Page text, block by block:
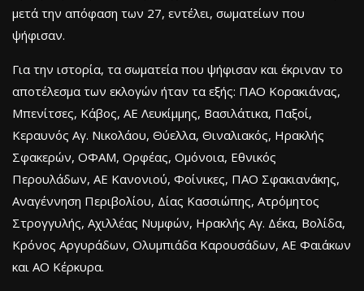
μετά την απόφαση των 27, εντέλει, σωματείων που
ψήφισαν.
Για την ιστορία, τα σωματεία που ψήφισαν και έκριναν το
αποτέλεσμα των εκλογών ήταν τα εξής: ΠΑΟ Κορακιάνας,
Μπενίτσες, Κάβος, ΑΕ Λευκίμμης, Βασιλάτικα, Παξοί,
Κεραυνός Αγ. Νικολάου, Θύελλα, Θιναλιακός, Ηρακλής
Σφακερών, ΟΦΑΜ, Ορφέας, Ομόνοια, Εθνικός
Περουλάδων, ΑΕ Κανονιού, Φοίνικες, ΠΑΟ Σφακιανάκης,
Αναγέννηση Περιβολίου, Δίας Κασσιώπης, Ατρόμητος
Στρογγυλής, Αχιλλέας Νυμφών, Ηρακλής Αγ. Δέκα, Βολίδα,
Κρόνος Αργυράδων, Ολυμπιάδα Καρουσάδων, ΑΕ Φαιάκων
και ΑΟ Κέρκυρα.